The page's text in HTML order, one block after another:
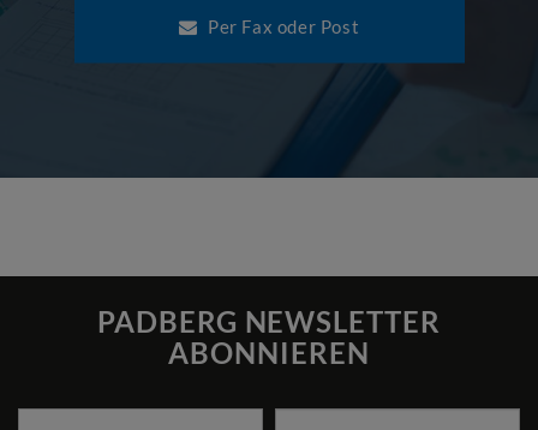
Per Fax oder Post
PADBERG NEWSLETTER
ABONNIEREN